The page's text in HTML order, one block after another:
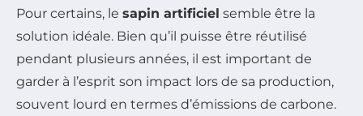
Pour certains, le sapin artificiel semble être la
solution idéale. Bien qu’il puisse être réutilisé
pendant plusieurs années, il est important de
garder à l’esprit son impact lors de sa production,
souvent lourd en termes d’émissions de carbone.